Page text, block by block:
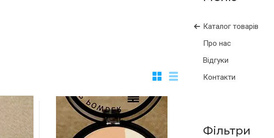
Каталог товарів
Про нас
Відгуки
Контакти
Фільтри